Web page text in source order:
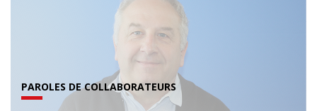
PAROLES DE COLLABORATEURS